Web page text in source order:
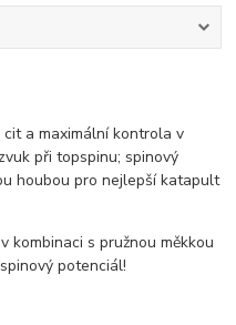
cit a maximální kontrola v
při topspinu; spinový
houbou pro nejlepší katapult
kombinaci s pružnou měkkou
potenciál!